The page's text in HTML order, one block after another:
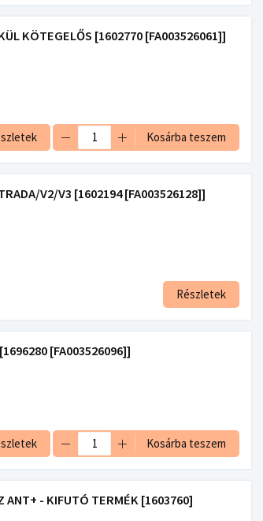
KÖTEGELŐS [1602770 [FA003526061]]
Kosárba teszem
V2/V3 [1602194 [FA003526128]]
Részletek
[FA003526096]]
Kosárba teszem
ANT+ - KIFUTÓ TERMÉK [1603760]